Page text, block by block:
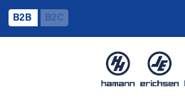
B2B B2C